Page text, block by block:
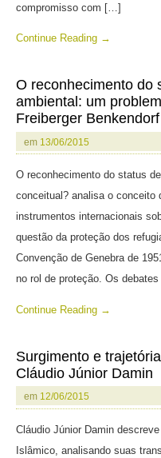
compromisso com […]
Continue Reading →
O reconhecimento do
ambiental: um
Freiberger
em 13/06/2015
O reconhecimento do status
conceitual? analisa o conceito
instrumentos internacionais
questão da proteção dos
Convenção de Genebra de
no rol de proteção. Os
Continue Reading →
Surgimento e
Cláudio Júnior Damin
em 12/06/2015
Cláudio Júnior Damin
Islâmico, analisando suas